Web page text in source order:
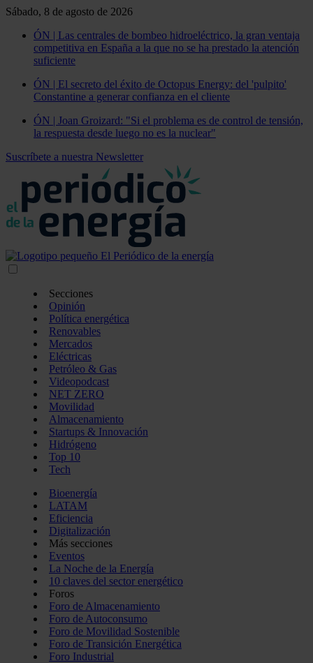
Sábado, 8 de agosto de 2026
ÓN | Las centrales de bombeo hidroeléctrico, la gran ventaja
competitiva en España a la que no se ha prestado la atención
suficiente
ÓN | El secreto del éxito de Octopus Energy: del 'pulpito'
Constantine a generar confianza en el cliente
ÓN | Joan Groizard: "Si el problema es de control de tensión,
la respuesta desde luego no es la nuclear"
Suscríbete a nuestra Newsletter
Secciones
Opinión
Política energética
Renovables
Mercados
Eléctricas
Petróleo & Gas
Videopodcast
NET ZERO
Movilidad
Almacenamiento
Startups & Innovación
Hidrógeno
Top 10
Tech
Bioenergía
LATAM
Eficiencia
Digitalización
Más secciones
Eventos
La Noche de la Energía
10 claves del sector energético
Foros
Foro de Almacenamiento
Foro de Autoconsumo
Foro de Movilidad Sostenible
Foro de Transición Energética
Foro Industrial